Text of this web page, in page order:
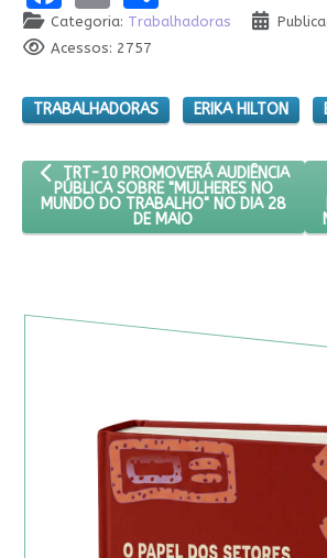
Categoria: Trabalhadoras
Acessos: 2757
TRABALHADORAS ERIKA HILTON
ARTIGO ANTERIOR: TRT-10
TRT-10 PROMOVERÁ AUDIÊNCIA
PÚBLICA SOBRE "MULHERES NO
MUNDO DO TRABALHO" NO DIA 28
DE MAIO